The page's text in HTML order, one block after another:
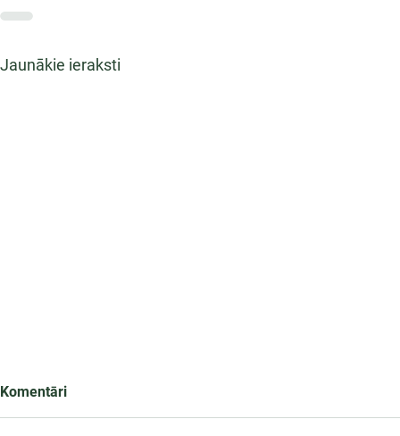
Jaunākie ieraksti
Komentāri